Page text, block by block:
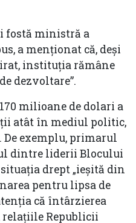
fostă ministră a
a menționat că, deși
instituția rămâne
dezvoltare”.
milioane de dolari a
atât în mediul politic,
exemplu, primarul
dintre liderii Blocului
drept „ieşită din
pentru lipsa de
că întârzierea
relațiile Republicii